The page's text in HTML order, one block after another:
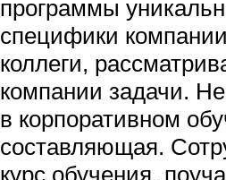
программы
специфики
коллеги,
компании задачи.
в корпоративном
составляющая.